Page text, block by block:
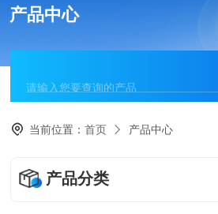
产品中心
当前位置：首页 产品中心
产品分类